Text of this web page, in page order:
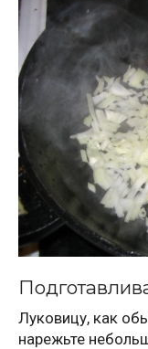
Луковицу, как
нарежьте